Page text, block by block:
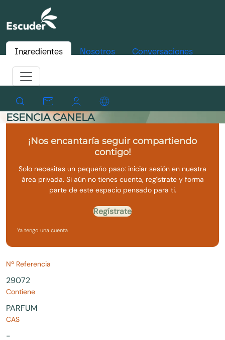
Ingredientes Nosotros Conversaciones
ESENCIA CANELA
¡Nos encantaría seguir compartiendo
contigo!
Solo necesitas un pequeño paso: iniciar sesión en nuestra
área privada. Si aún no tienes cuenta, regístrate y forma
parte de este espacio pensado para ti.
Regístrate
Ya tengo una cuenta
Nº Referencia
29072
Contiene
PARFUM
CAS
-